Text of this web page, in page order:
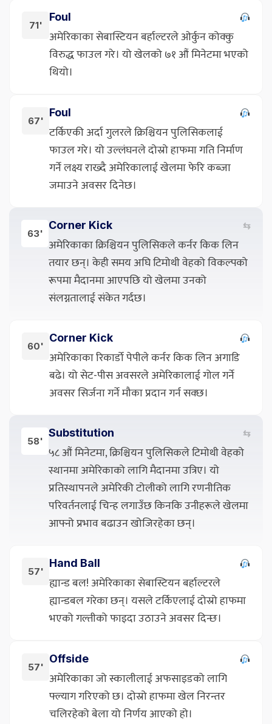
71'
Foul
अमेरिकाका सेबास्टियन बर्हाल्टरले ओर्कुन कोक्कु
विरुद्ध फाउल गरे। यो खेलको ७१ औं मिनेटमा भएको
थियो।
67'
Foul
टर्किएकी अर्दा गुलरले क्रिश्चियन पुलिसिकलाई
फाउल गरे। यो उल्लंघनले दोस्रो हाफमा गति निर्माण
गर्ने लक्ष्य राख्दै अमेरिकालाई खेलमा फेरि कब्जा
जमाउने अवसर दिनेछ।
63'
Corner Kick ⇆
अमेरिकाका क्रिश्चियन पुलिसिकले कर्नर किक लिन
तयार छन्। केही समय अघि टिमोथी वेहको विकल्पको
रूपमा मैदानमा आएपछि यो खेलमा उनको
संलग्नतालाई संकेत गर्दछ।
60'
Corner Kick
अमेरिकाका रिकार्डो पेपीले कर्नर किक लिन अगाडि
बढे। यो सेट-पीस अवसरले अमेरिकालाई गोल गर्ने
अवसर सिर्जना गर्ने मौका प्रदान गर्न सक्छ।
58'
Substitution ⇆
५८ औं मिनेटमा, क्रिश्चियन पुलिसिकले टिमोथी वेहको
स्थानमा अमेरिकाको लागि मैदानमा उत्रिए। यो
प्रतिस्थापनले अमेरिकी टोलीको लागि रणनीतिक
परिवर्तनलाई चिन्ह लगाउँछ किनकि उनीहरूले खेलमा
आफ्नो प्रभाव बढाउन खोजिरहेका छन्।
57'
Hand Ball
ह्यान्ड बल! अमेरिकाका सेबास्टियन बर्हाल्टरले
ह्यान्डबल गरेका छन्। यसले टर्किएलाई दोस्रो हाफमा
भएको गल्तीको फाइदा उठाउने अवसर दिन्छ।
57'
Offside
अमेरिकाका जो स्कालीलाई अफसाइडको लागि
फ्ल्याग गरिएको छ। दोस्रो हाफमा खेल निरन्तर
चलिरहेको बेला यो निर्णय आएको हो।